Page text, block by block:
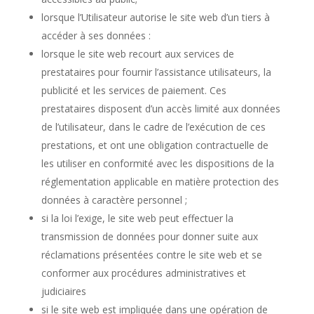
lorsque l’Utilisateur autorise le site web d’un tiers à
accéder à ses données :
lorsque le site web recourt aux services de
prestataires pour fournir l’assistance utilisateurs, la
publicité et les services de paiement. Ces
prestataires disposent d’un accès limité aux données
de l’utilisateur, dans le cadre de l’exécution de ces
prestations, et ont une obligation contractuelle de
les utiliser en conformité avec les dispositions de la
réglementation applicable en matière protection des
données à caractère personnel ;
si la loi l’exige, le site web peut effectuer la
transmission de données pour donner suite aux
réclamations présentées contre le site web et se
conformer aux procédures administratives et
judiciaires
si le site web est impliquée dans une opération de